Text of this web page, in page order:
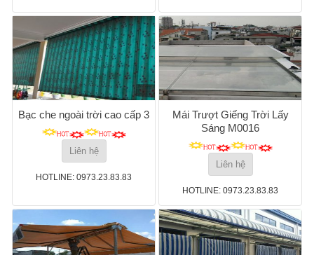
Bạc che ngoài trời cao cấp 3
Liên hệ
HOTLINE: 0973.23.83.83
Mái Trượt Giếng Trời Lấy
Sáng M0016
Liên hệ
HOTLINE: 0973.23.83.83